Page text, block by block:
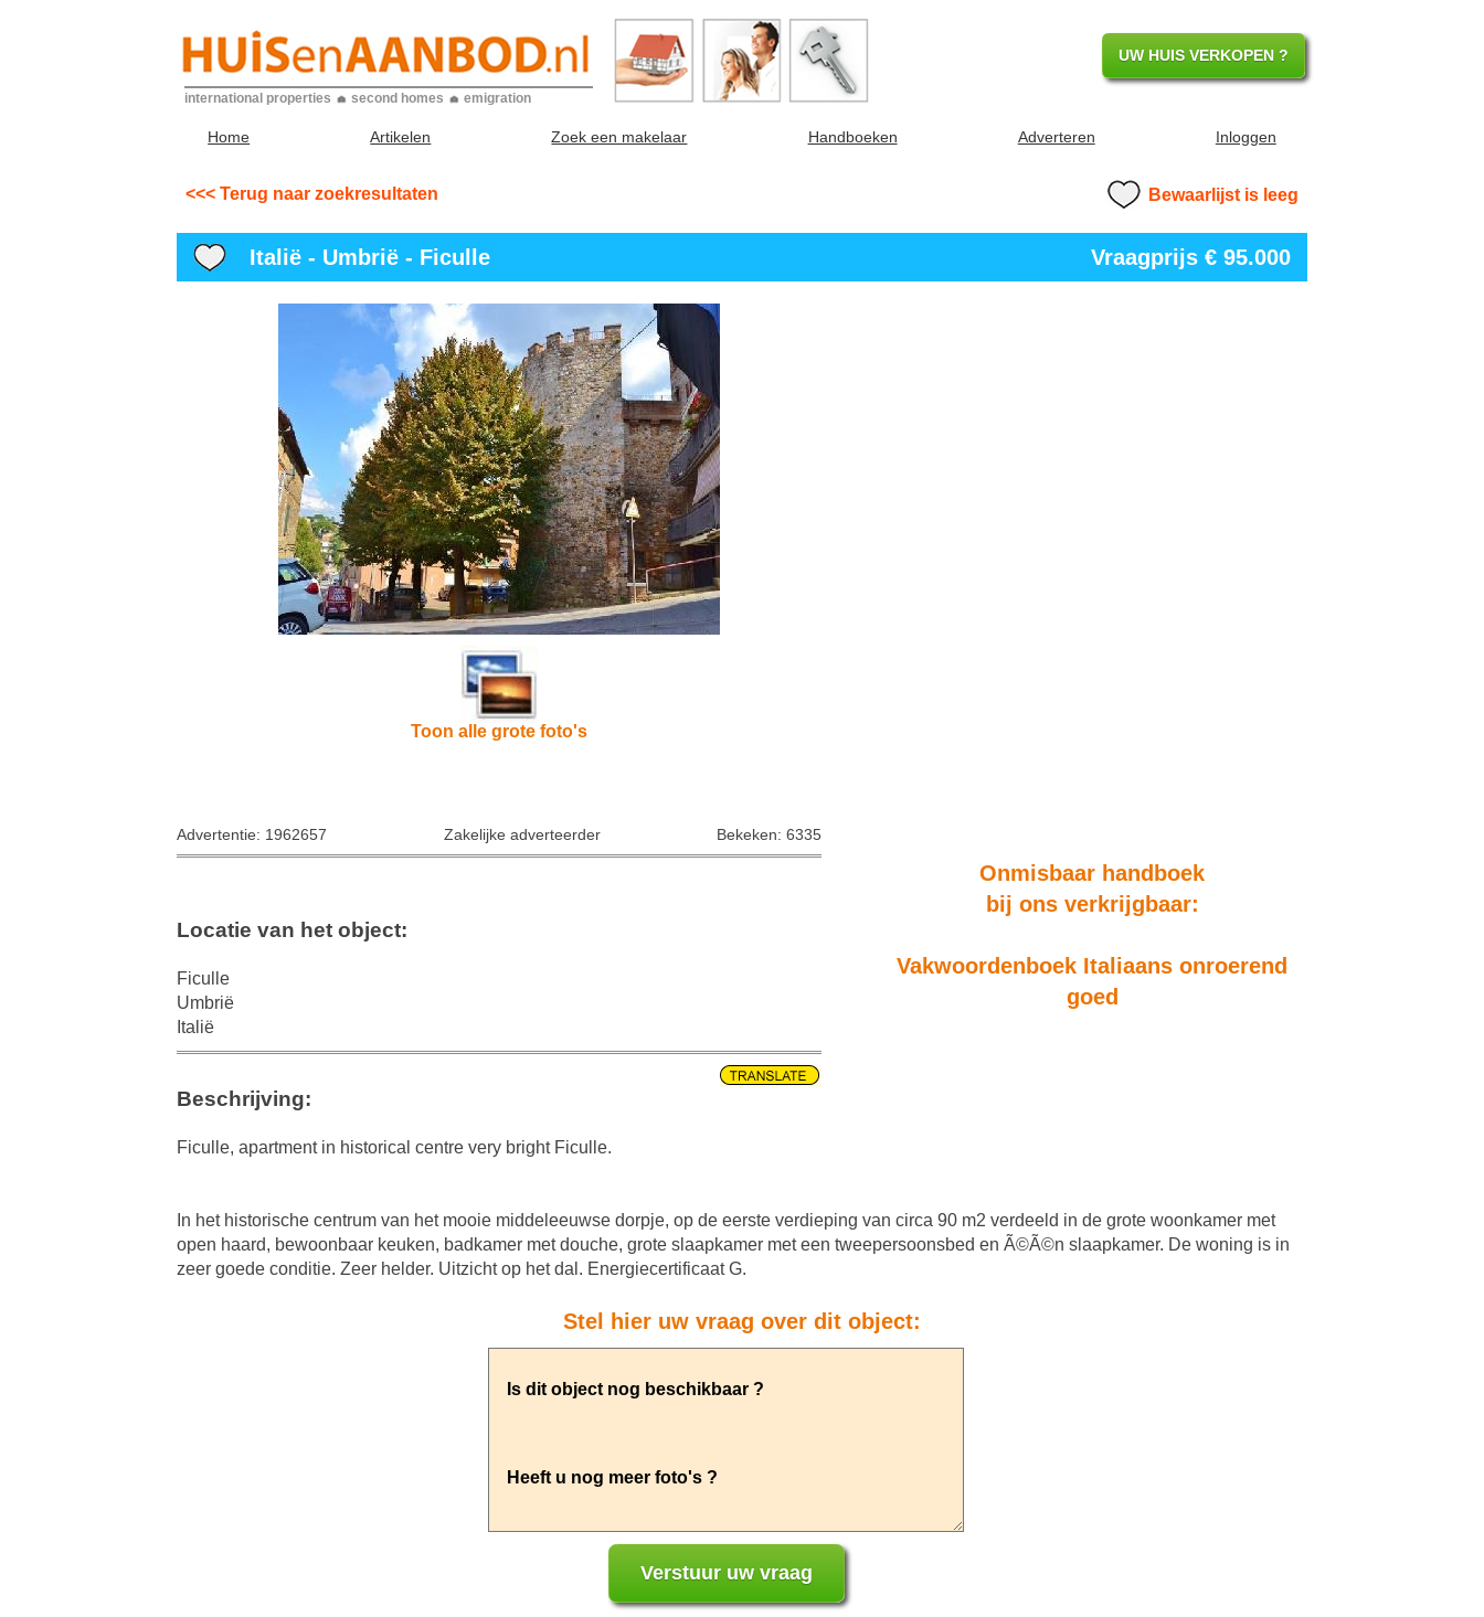
international properties second homes emigration
UW HUIS VERKOPEN ?
Home Artikelen Zoek een makelaar Handboeken Adverteren Inloggen
<<< Terug naar zoekresultaten Bewaarlijst is leeg
Italië - Umbrië - Ficulle Vraagprijs € 95.000
Toon alle grote foto's
Advertentie: 1962657 Zakelijke adverteerder Bekeken: 6335
Onmisbaar handboek
bij ons verkrijgbaar:
Vakwoordenboek Italiaans onroerend
goed
Locatie van het object:
Ficulle
Umbrië
Italië
Beschrijving:
Ficulle, apartment in historical centre very bright Ficulle.
In het historische centrum van het mooie middeleeuwse dorpje, op de eerste verdieping van circa 90 m2 verdeeld in de grote woonkamer met
open haard, bewoonbaar keuken, badkamer met douche, grote slaapkamer met een tweepersoonsbed en Ã©Ã©n slaapkamer. De woning is in
zeer goede conditie. Zeer helder. Uitzicht op het dal. Energiecertificaat G.
Stel hier uw vraag over dit object: